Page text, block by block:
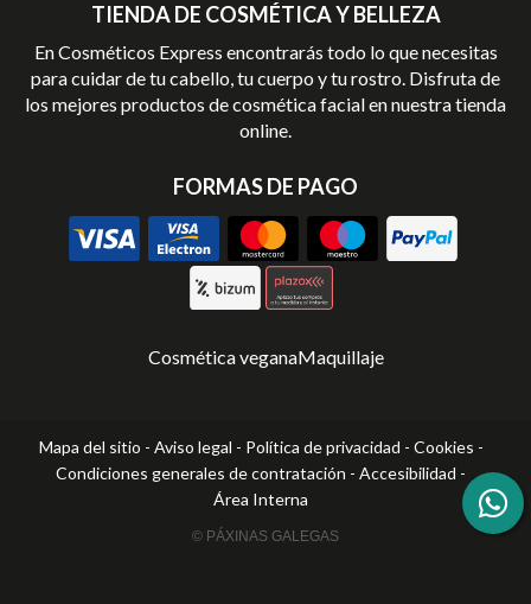
TIENDA DE COSMÉTICA Y BELLEZA
En Cosméticos Express encontrarás todo lo que necesitas
para cuidar de tu cabello, tu cuerpo y tu rostro. Disfruta de
los mejores productos de cosmética facial en nuestra tienda
online.
FORMAS DE PAGO
Cosmética veganaMaquillaje
Mapa del sitio - Aviso legal - Política de privacidad - Cookies -
Condiciones generales de contratación - Accesibilidad -
Área Interna
© PÁXINAS GALEGAS